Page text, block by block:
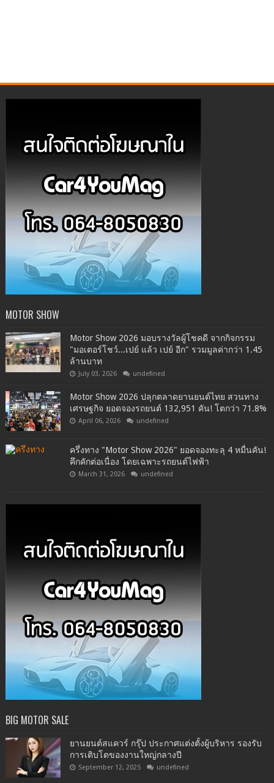
MOTOR SHOW
Motor Show 2026 มอบรางวัลผู้โชคดี จากกิจกรรม
"มอเตอร์โชว์...เปย์ แล้ว เปย์ อีก" รวมมูลค่ากว่า 1.45
ล้านบาท
July 03, 2026 undefined
Motor Show 2026 ปลุกตลาดยานยนต์ไทย สวนทาง
เศรษฐกิจ ยอดจองรถยนต์ 132,951 คัน! โตกว่า 71.8%
April 06, 2026 undefined
ครึ่งทาง "Motor Show 2026" ยอดจองทะลุ 4 หมื่นคัน!
คึกคักต่อเนื่อง โดยเฉพาะรถยนต์ไฟฟ้า
March 31, 2026 undefined
BIG MOTOR SALE
ยานยนต์สแควร์ กรุ๊ป ประกาศแต่งตั้งผู้บริหาร รองรับ
การเติบโตของงานใหญ่กลางปี
September 12, 2025 undefined